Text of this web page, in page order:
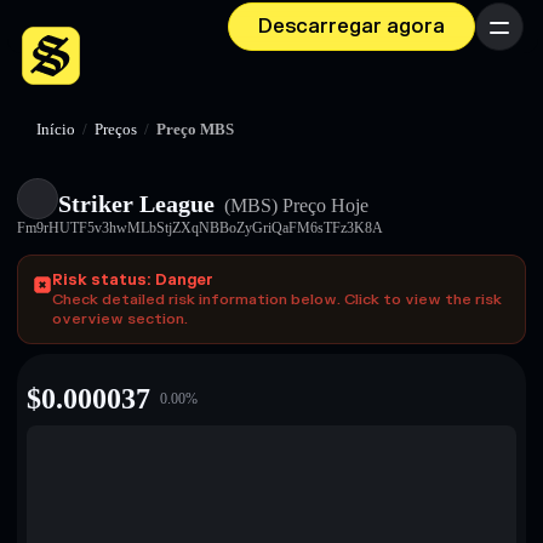
Descarregar agora Menu
Início / Preços / Preço MBS
Striker League (MBS) Preço Hoje
Fm9rHUTF5v3hwMLbStjZXqNBBoZyGriQaFM6sTFz3K8A
Risk status: Danger
Check detailed risk information below. Click to view the risk
overview section.
$0.000037 0.00%